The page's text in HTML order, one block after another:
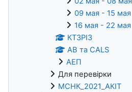
09 мая - 15 мая
16 мая - 22 мая
КТЗРІЗ
АВ та CALS
АЕП
Для перевірки
МСНК_2021_АКІТ